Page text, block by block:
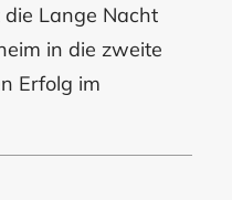
Lange Nacht
in die zweite
Erfolg im